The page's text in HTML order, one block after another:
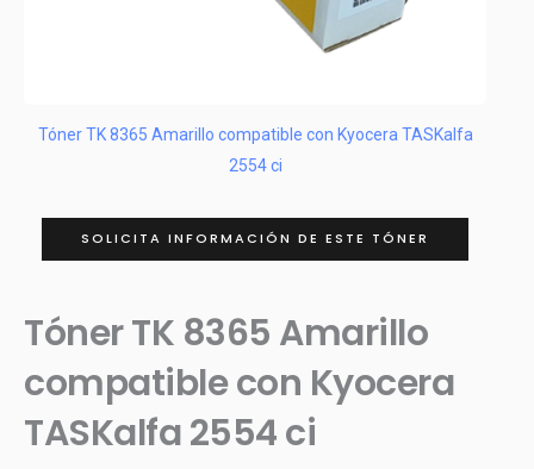
Tóner TK 8365 Amarillo compatible con Kyocera TASKalfa
2554 ci
SOLICITA INFORMACIÓN DE ESTE TÓNER
Tóner TK 8365 Amarillo
compatible con Kyocera
TASKalfa 2554 ci